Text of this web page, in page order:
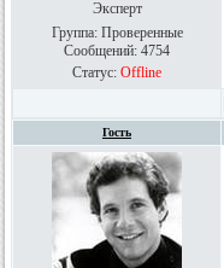
Эксперт
Группа: Проверенные
Сообщений: 4754
Статус: Offline
Гость